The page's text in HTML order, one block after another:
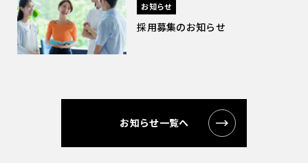
お知らせ
採用募集のお知らせ
お知らせ一覧へ